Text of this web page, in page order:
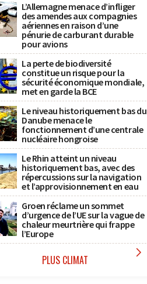
L’Allemagne menace d’infliger
des amendes aux compagnies
aériennes en raison d’une
pénurie de carburant durable
pour avions
La perte de biodiversité
constitue un risque pour la
sécurité économique mondiale,
met en garde la BCE
Le niveau historiquement bas du
Danube menace le
fonctionnement d’une centrale
nucléaire hongroise
Le Rhin atteint un niveau
historiquement bas, avec des
répercussions sur la navigation
et l’approvisionnement en eau
Groen réclame un sommet
d’urgence de l’UE sur la vague de
chaleur meurtrière qui frappe
l’Europe
PLUS CLIMAT 